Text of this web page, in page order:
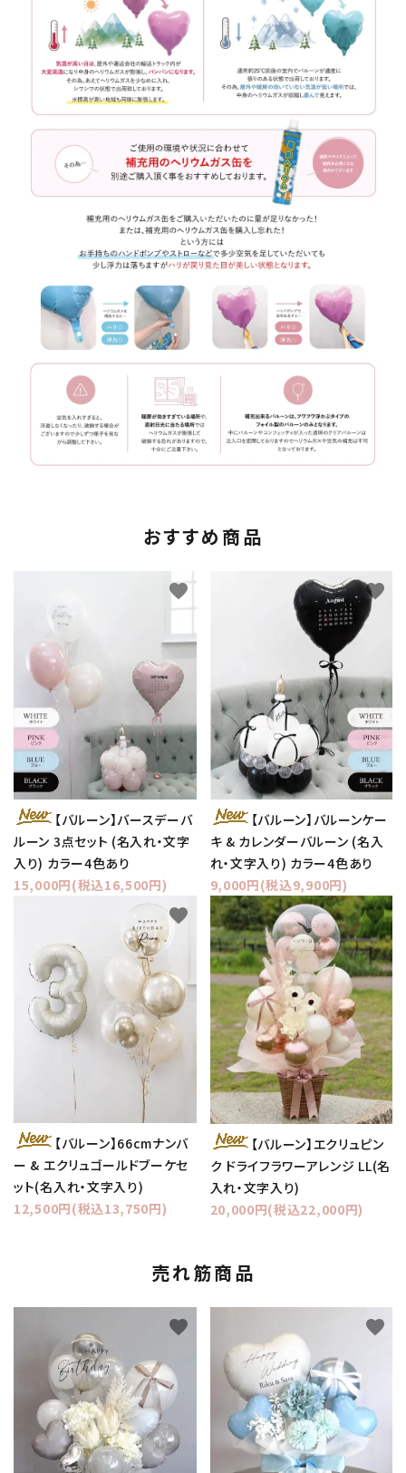
おすすめ商品
【バルーン】バースデーバ
ルーン 3点セット (名入れ・文字
入り) カラー4色あり
15,000円(税込16,500円)
favorite
【バルーン】バルーンケー
キ & カレンダーバルーン (名入
れ・文字入り) カラー4色あり
9,000円(税込9,900円)
favorite
【バルーン】66cmナンバ
ー & エクリュゴールドブーケセ
ット(名入れ・文字入り)
12,500円(税込13,750円)
favorite
【バルーン】エクリュピン
ク ドライフラワーアレンジ LL(名
入れ・文字入り)
20,000円(税込22,000円)
favorite
売れ筋商品
favorite favorite